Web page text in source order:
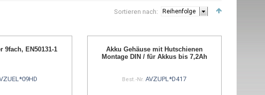
Sortieren nach:
9fach, EN50131-1
Akku Gehäuse mit Hutschienen
Montage DIN / für Akkus bis 7,2Ah
Best.-Nr.AVZUPL*D417